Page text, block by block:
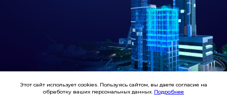
Этот сайт использует cookies. Пользуясь сайтом, вы даете согласие на
обработку ваших персональных данных. Подробнее